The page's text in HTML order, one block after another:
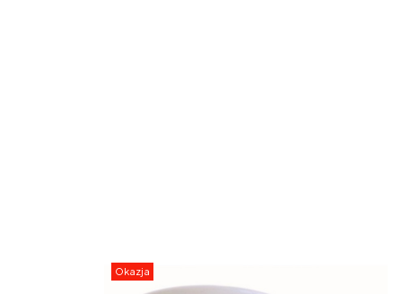
Okazja